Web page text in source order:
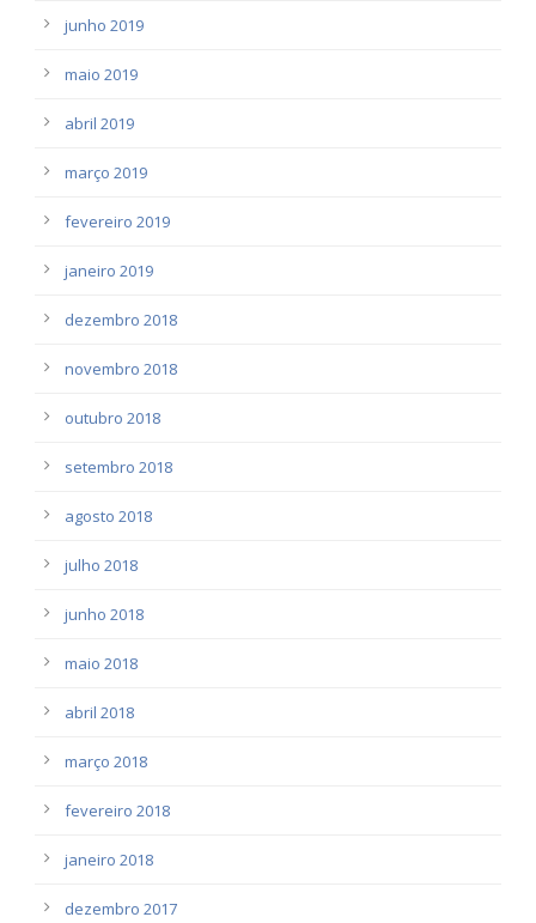
junho 2019
maio 2019
abril 2019
março 2019
fevereiro 2019
janeiro 2019
dezembro 2018
novembro 2018
outubro 2018
setembro 2018
agosto 2018
julho 2018
junho 2018
maio 2018
abril 2018
março 2018
fevereiro 2018
janeiro 2018
dezembro 2017